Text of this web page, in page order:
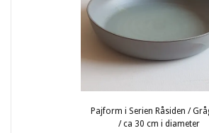
Pajform i Serien Råsiden /
/ ca 30 cm i diameter